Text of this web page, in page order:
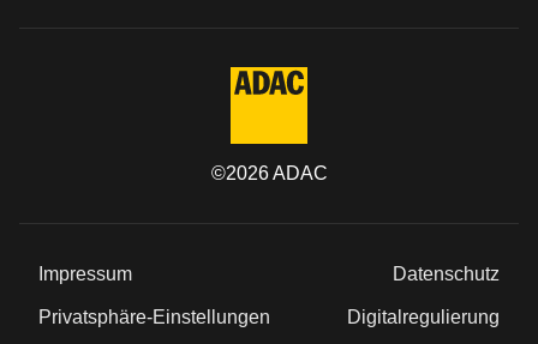
©2026ADAC
Impressum Datenschutz
Privatsphäre-Einstellungen Digitalregulierung